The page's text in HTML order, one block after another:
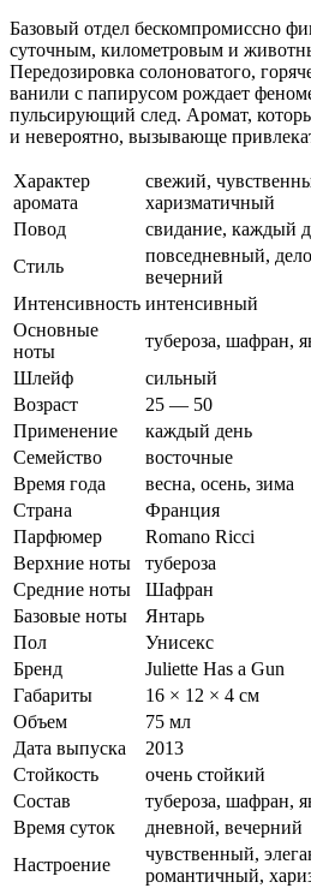
Базовый отдел бескомпромиссно
суточным, километровым и
Передозировка солоноватого,
ванили с папирусом рождает
пульсирующий след. Аромат,
и невероятно, вызывающе
Характер
аромата
свежий,
харизматичный
Повод
свидание, каждый
Стиль
повседневный,
вечерний
Интенсивность интенсивный
Основные
ноты
тубероза, шафран,
Шлейф
сильный
Возраст
25 — 50
Применение
каждый день
Семейство
восточные
Время года
весна, осень, зима
Страна
Франция
Парфюмер
Romano Ricci
Верхние ноты
тубероза
Средние ноты
Шафран
Базовые ноты
Янтарь
Пол
Унисекс
Бренд
Juliette Has a Gun
Габариты
16 × 12 × 4 см
Объем
75 мл
Дата выпуска
2013
Стойкость
очень стойкий
Состав
тубероза, шафран,
Время суток
дневной, вечерний
Настроение
чувственный,
романтичный,